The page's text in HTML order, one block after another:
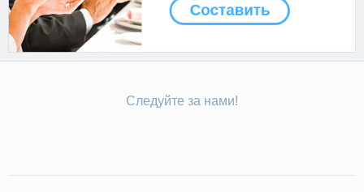
Следуйте за нами!